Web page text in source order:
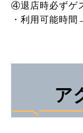
④退店時必ずゲ
・利用可能時
ア